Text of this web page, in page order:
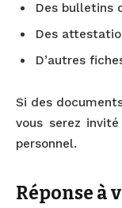
Des bulletins
Des
D’autres
Si des
vous serez
personnel.
Réponse à